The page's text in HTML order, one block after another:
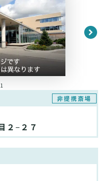
非提携斎場
２−２７